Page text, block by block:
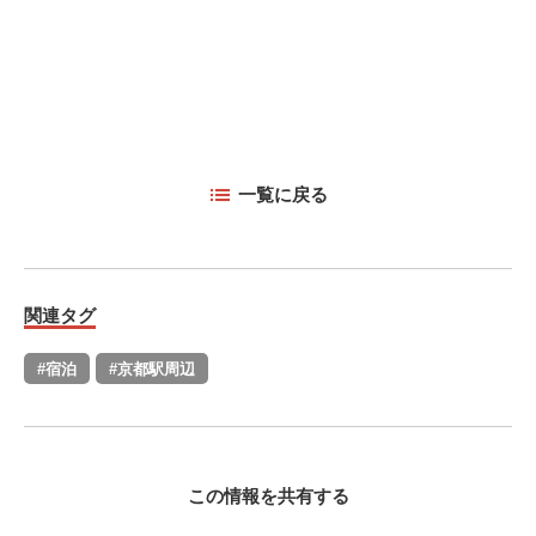
一覧に戻る
関連タグ
#宿泊 #京都駅周辺
この情報を共有する